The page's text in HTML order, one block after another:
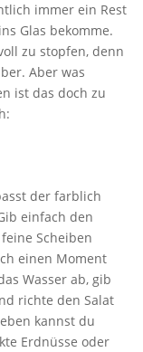
immer ein Rest
Glas bekomme.
zu stopfen, denn
Aber was
ist das doch zu
der farblich
einfach den
Scheiben
einen Moment
Wasser ab, gib
richte den Salat
kannst du
Erdnüsse oder